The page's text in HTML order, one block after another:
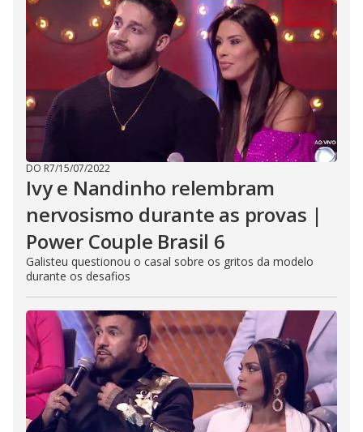
DO R7/15/07/2022
Ivy e Nandinho relembram
nervosismo durante as provas |
Power Couple Brasil 6
Galisteu questionou o casal sobre os gritos da modelo
durante os desafios